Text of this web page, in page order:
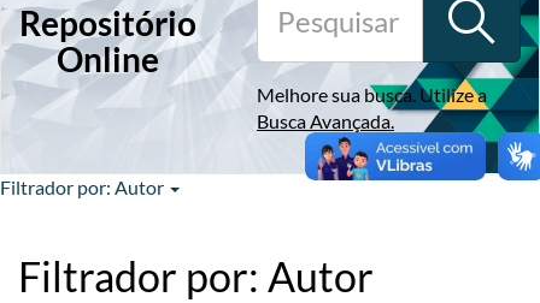
Repositório
Online
Melhore sua busca. Utilize a
Busca Avançada.
Filtrador por: Autor
Filtrador por: Autor